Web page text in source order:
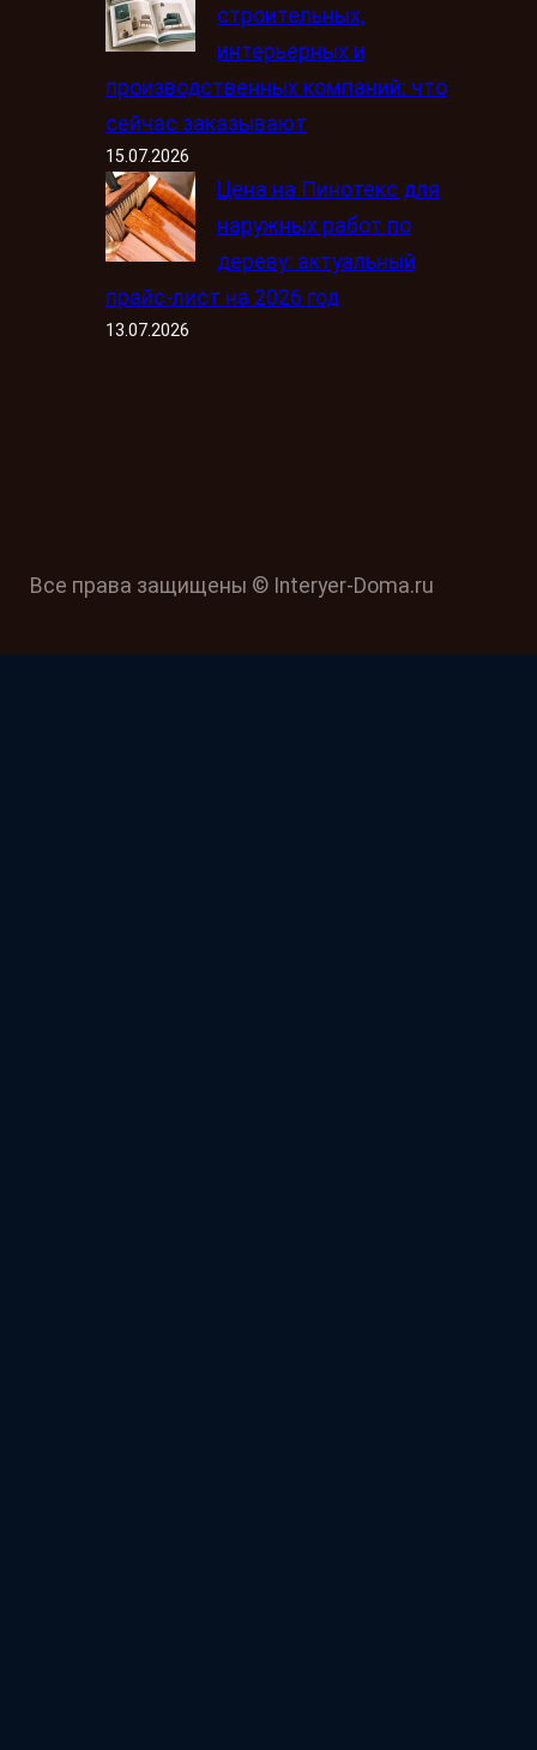
строительных,
интерьерных и
производственных компаний: что
сейчас заказывают
15.07.2026
Цена на Пинотекс для
наружных работ по
дереву: актуальный
прайс-лист на 2026 год
13.07.2026
Все права защищены © Interyer-Doma.ru